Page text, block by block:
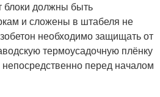
блоки должны быть
и сложены в штабеля не
необходимо защищать от
термоусадочную плёнку
непосредственно перед началом